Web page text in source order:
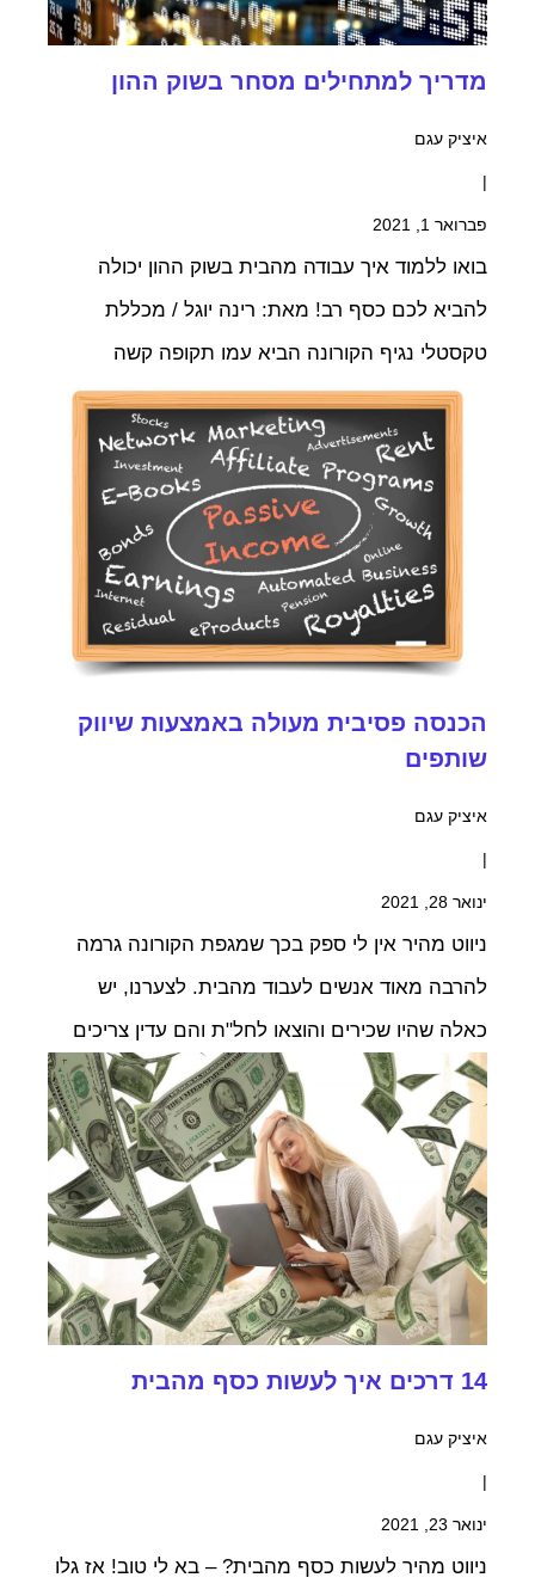
מדריך למתחילים מסחר בשוק ההון
איציק עגם
|
פברואר 1, 2021
בואו ללמוד איך עבודה מהבית בשוק ההון יכולה
להביא לכם כסף רב! מאת: רינה יוגל / מכללת
טקסטלי נגיף הקורונה הביא עמו תקופה קשה
הכנסה פסיבית מעולה באמצעות שיווק
שותפים
איציק עגם
|
ינואר 28, 2021
ניווט מהיר אין לי ספק בכך שמגפת הקורונה גרמה
להרבה מאוד אנשים לעבוד מהבית. לצערנו, יש
כאלה שהיו שכירים והוצאו לחל"ת והם עדין צריכים
14 דרכים איך לעשות כסף מהבית
איציק עגם
|
ינואר 23, 2021
ניווט מהיר לעשות כסף מהבית? – בא לי טוב! אז גלו